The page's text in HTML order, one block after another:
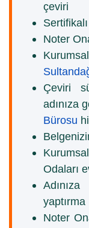
çeviri
Sertifikalı
Noter
Çeviri
adınıza
Bürosu
Odaları
yaptırma
Noter